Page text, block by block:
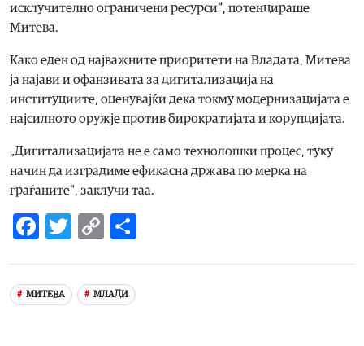
исклучително ограничени ресурси“, потенцираше
Митева.
Како еден од најважните приоритети на Владата, Митева
ја најави и офанзивата за дигитализација на
институциите, оценувајќи дека токму модернизацијата е
најсилното оружје против бирократијата и корупцијата.
„Дигитализацијата не е само технолошки процес, туку
начин да изградиме ефикасна држава по мерка на
граѓаните“, заклучи таа.
Facebook
Twitter
Copy
МИТЕВА МЛАДИ